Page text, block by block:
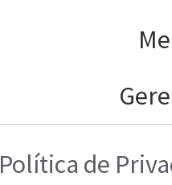
Política de